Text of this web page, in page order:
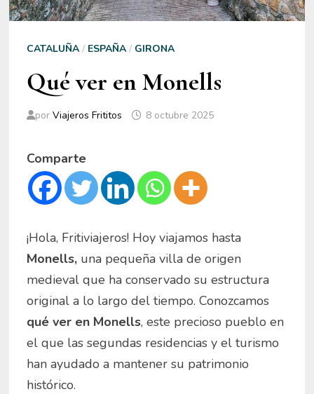
CATALUÑA/ ESPAÑA/ GIRONA
Qué ver en Monells
por Viajeros Frititos 8 octubre 2025
Comparte
¡Hola, Fritiviajeros! Hoy viajamos hasta
Monells,una pequeña villa de origen
medieval que ha conservado su estructura
original a lo largo del tiempo. Conozcamos
qué ver en Monells, este precioso pueblo en
el que las segundas residencias y el turismo
han ayudado a mantener su patrimonio
histórico.